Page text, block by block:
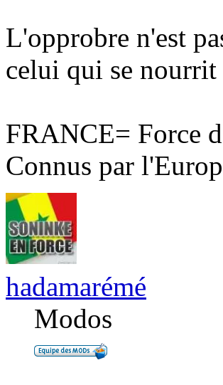
L'opprobre n'est
celui qui se
FRANCE= Force
Connus par
hadamarémé
Modos